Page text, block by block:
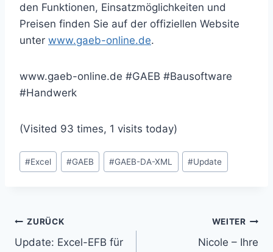
den Funktionen, Einsatzmöglichkeiten und
Preisen finden Sie auf der offiziellen Website
unter www.gaeb-online.de.
www.gaeb-online.de #GAEB #Bausoftware
#Handwerk
(Visited 93 times, 1 visits today)
Schlagworte:
#Excel #GAEB #GAEB-DA-XML #Update
Beitragsnavigation
ZURÜCK
Update: Excel-EFB für
WEITER
Nicole – Ihre